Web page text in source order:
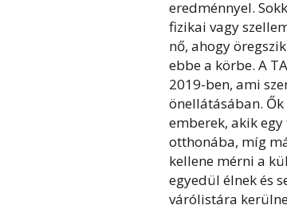
eredménnyel.
fizikai vagy
nő, ahogy
ebbe a körbe. A
2019-ben, ami
önellátásában.
emberek, akik
otthonába, míg
kellene mérni a
egyedül élnek és
várólistára